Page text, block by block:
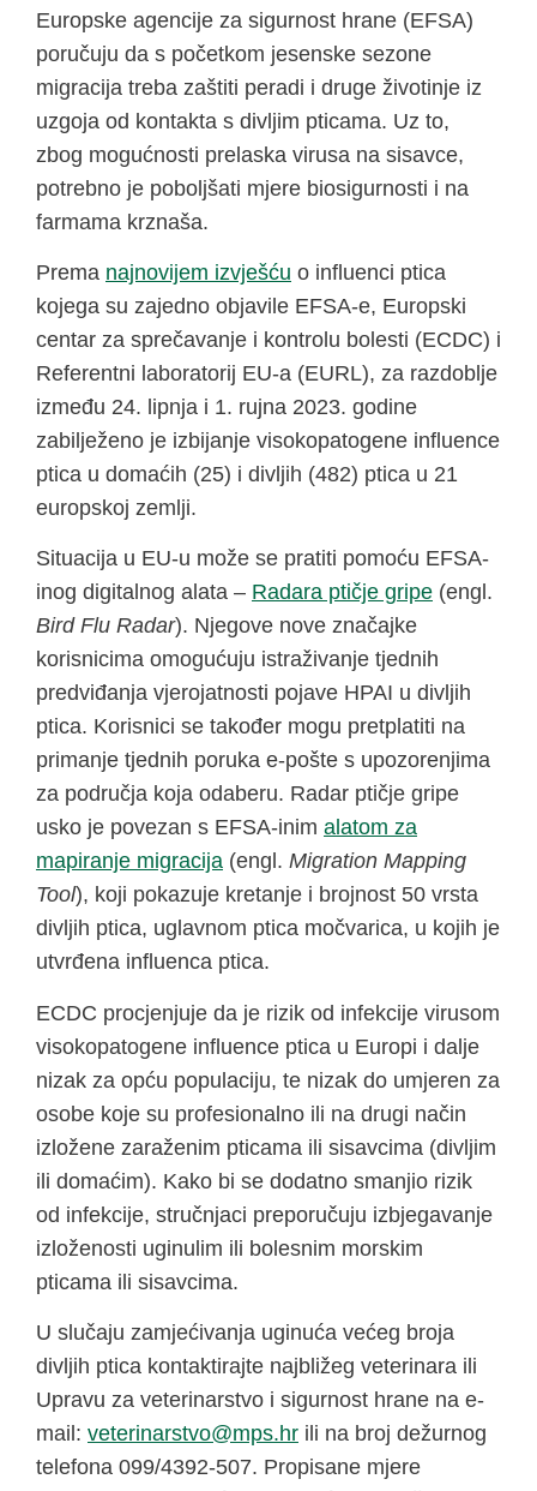
Europske agencije za sigurnost hrane (EFSA)
poručuju da s početkom jesenske sezone
migracija treba zaštiti peradi i druge životinje iz
uzgoja od kontakta s divljim pticama. Uz to,
zbog mogućnosti prelaska virusa na sisavce,
potrebno je poboljšati mjere biosigurnosti i na
farmama krznaša.
Prema najnovijem izvješću o influenci ptica
kojega su zajedno objavile EFSA-e, Europski
centar za sprečavanje i kontrolu bolesti (ECDC) i
Referentni laboratorij EU-a (EURL), za razdoblje
između 24. lipnja i 1. rujna 2023. godine
zabilježeno je izbijanje visokopatogene influence
ptica u domaćih (25) i divljih (482) ptica u 21
europskoj zemlji.
Situacija u EU-u može se pratiti pomoću EFSA-
inog digitalnog alata – Radara ptičje gripe (engl.
Bird Flu Radar). Njegove nove značajke
korisnicima omogućuju istraživanje tjednih
predviđanja vjerojatnosti pojave HPAI u divljih
ptica. Korisnici se također mogu pretplatiti na
primanje tjednih poruka e-pošte s upozorenjima
za područja koja odaberu. Radar ptičje gripe
usko je povezan s EFSA-inim alatom za
mapiranje migracija (engl. Migration Mapping
Tool), koji pokazuje kretanje i brojnost 50 vrsta
divljih ptica, uglavnom ptica močvarica, u kojih je
utvrđena influenca ptica.
ECDC procjenjuje da je rizik od infekcije virusom
visokopatogene influence ptica u Europi i dalje
nizak za opću populaciju, te nizak do umjeren za
osobe koje su profesionalno ili na drugi način
izložene zaraženim pticama ili sisavcima (divljim
ili domaćim). Kako bi se dodatno smanjio rizik
od infekcije, stručnjaci preporučuju izbjegavanje
izloženosti uginulim ili bolesnim morskim
pticama ili sisavcima.
U slučaju zamjećivanja uginuća većeg broja
divljih ptica kontaktirajte najbližeg veterinara ili
Upravu za veterinarstvo i sigurnost hrane na e-
mail:
rh.spm
@ovtsraniretev
ili na broj dežurnog
telefona 099/4392-507. Propisane mjere